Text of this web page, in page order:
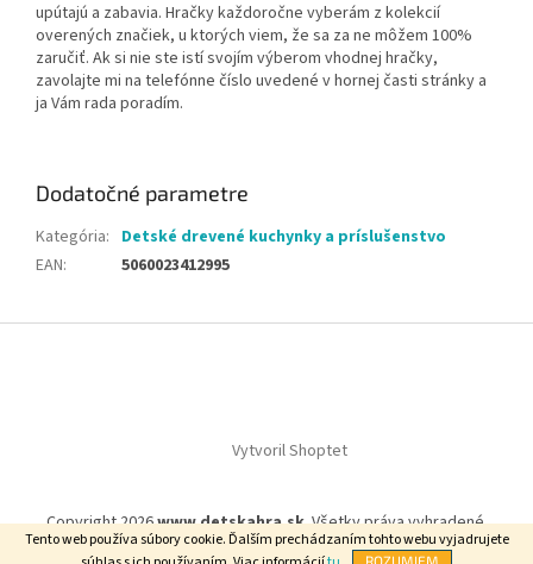
Tento web používa súbory cookie. Ďalším prechádzaním tohto webu vyjadrujete
ROZUMIEM
upútajú a zabavia. Hračky každoročne vyberám z kolekcií
overených značiek, u ktorých viem, že sa za ne môžem 100%
zaručiť. Ak si nie ste istí svojím výberom vhodnej hračky,
zavolajte mi na telefónne číslo uvedené v hornej časti stránky a
ja Vám rada poradím.
Dodatočné parametre
Kategória: Detské drevené kuchynky a príslušenstvo
EAN: 5060023412995
Vytvoril Shoptet
Copyright 2026www.detskahra.sk. Všetky práva vyhradené.